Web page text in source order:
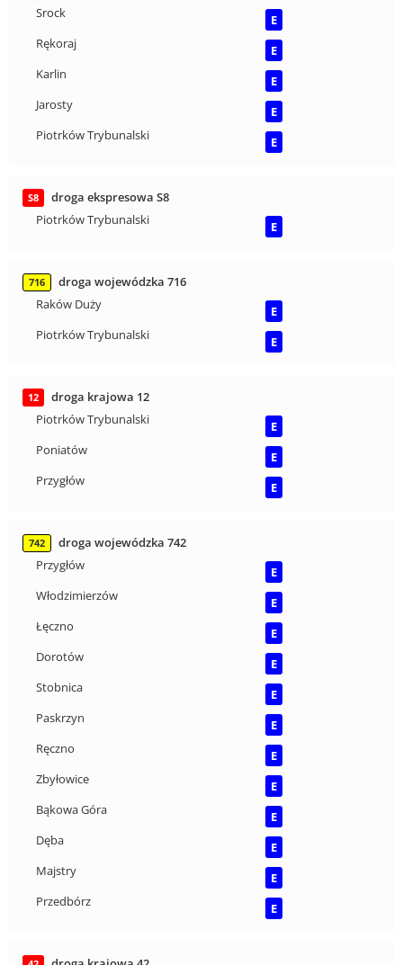
Srock
E
Rękoraj
E
Karlin
E
Jarosty
E
Piotrków Trybunalski
E
S8
droga ekspresowa S8
Piotrków Trybunalski
E
716
droga wojewódzka 716
Raków Duży
E
Piotrków Trybunalski
E
12
droga krajowa 12
Piotrków Trybunalski
E
Poniatów
E
Przygłów
E
742
droga wojewódzka 742
Przygłów
E
Włodzimierzów
E
Łęczno
E
Dorotów
E
Stobnica
E
Paskrzyn
E
Ręczno
E
Zbyłowice
E
Bąkowa Góra
E
Dęba
E
Majstry
E
Przedbórz
E